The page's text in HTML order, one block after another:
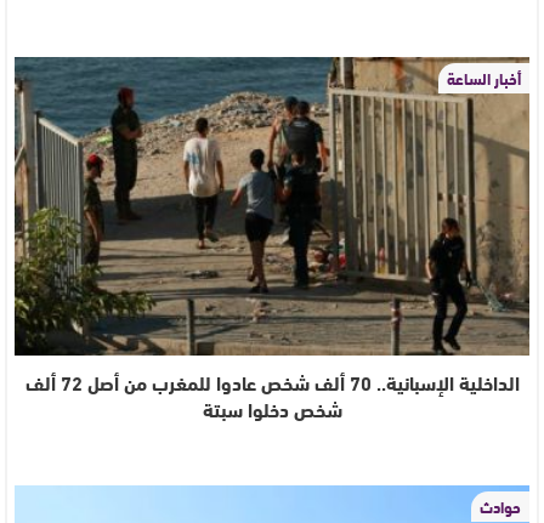
أخبار الساعة
الداخلية الإسبانية.. 70 ألف شخص عادوا للمغرب من أصل 72 ألف
شخص دخلوا سبتة
حوادث